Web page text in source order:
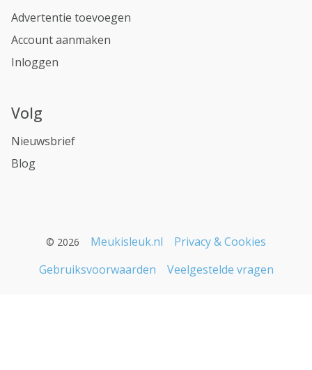
Advertentie toevoegen
Account aanmaken
Inloggen
Volg
Nieuwsbrief
Blog
© 2026 Meukisleuk.nl
Privacy & Cookies
Gebruiksvoorwaarden
Veelgestelde vragen